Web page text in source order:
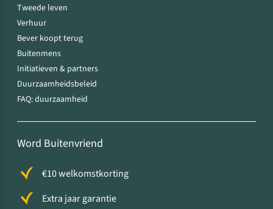
Tweede leven
Verhuur
Bever koopt terug
Buitenmens
Initiatieven & partners
Duurzaamheidsbeleid
FAQ: duurzaamheid
Word Buitenvriend
€10 welkomstkorting
Extra jaar garantie